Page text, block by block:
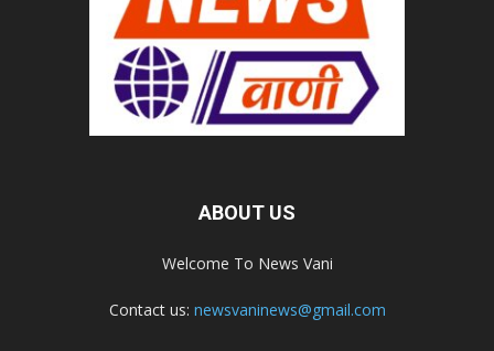
ABOUT US
Welcome To News Vani
Contact us: newsvaninews@gmail.com